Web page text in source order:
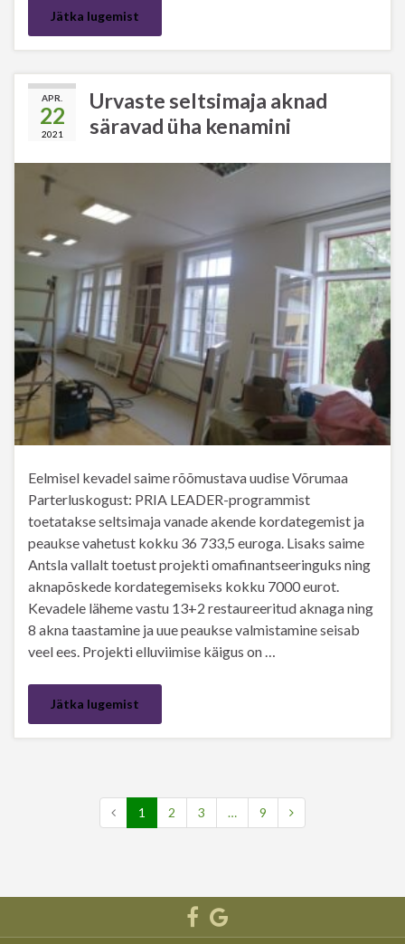
Jätka lugemist
APR.
22
2021
Urvaste seltsimaja aknad
säravad üha kenamini
Eelmisel kevadel saime rõõmustava uudise Võrumaa
Parterluskogust: PRIA LEADER-programmist
toetatakse seltsimaja vanade akende kordategemist ja
peaukse vahetust kokku 36 733,5 euroga. Lisaks saime
Antsla vallalt toetust projekti omafinantseeringuks ning
aknapõskede kordategemiseks kokku 7000 eurot.
Kevadele läheme vastu 13+2 restaureeritud aknaga ning
8 akna taastamine ja uue peaukse valmistamine seisab
veel ees. Projekti elluviimise käigus on …
Jätka lugemist
1 2 3 … 9